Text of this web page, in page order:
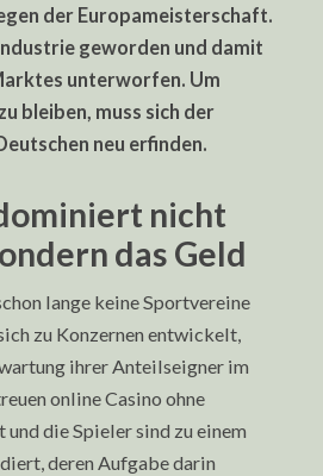
der Europameisterschaft.
geworden und damit
unterworfen. Um
bleiben, muss sich der
neu erfinden.
nicht
das Geld
lange keine Sportvereine
zu Konzernen entwickelt,
ihrer Anteilseigner im
online Casino ohne
und die Spieler sind zu einem
deren Aufgabe darin